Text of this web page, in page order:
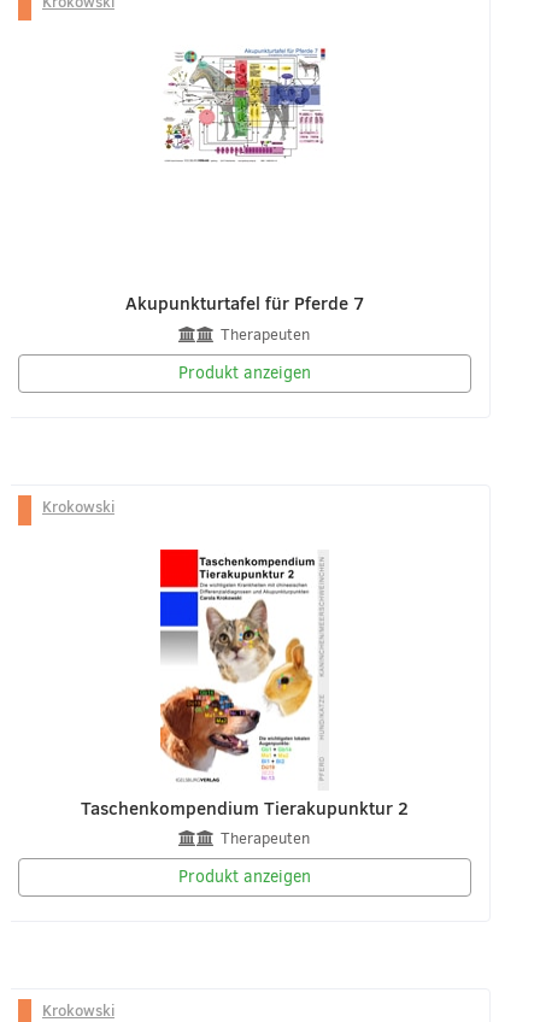
Akupunkturtafel für Pferde 7
Therapeuten
Produkt anzeigen
Krokowski
Taschenkompendium Tierakupunktur 2
Therapeuten
Produkt anzeigen
Krokowski